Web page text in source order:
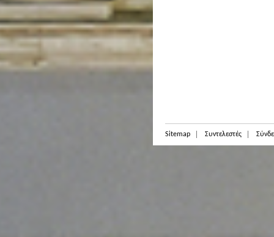
Sitemap Συντελεστές